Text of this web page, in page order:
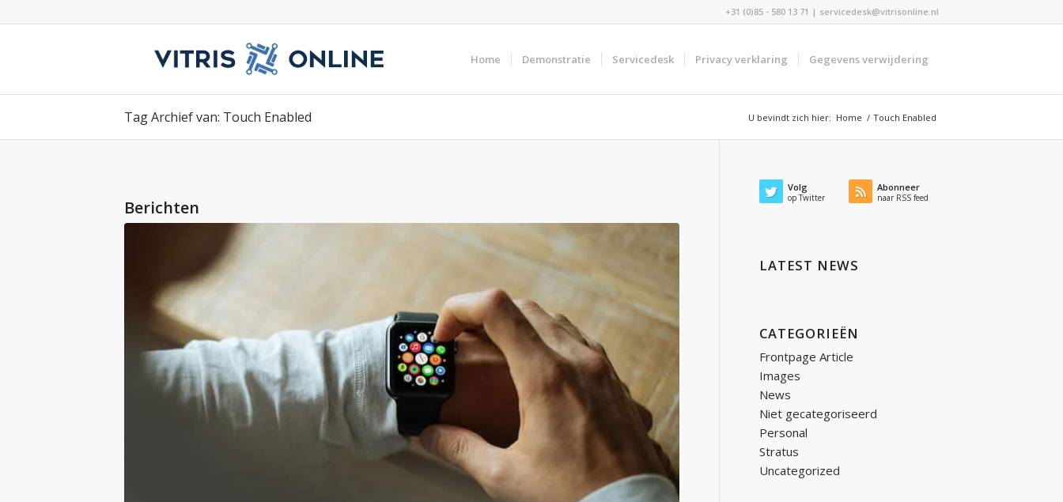
+31 (0)85 - 580 13 71 | servicedesk@vitrisonline.nl
Home Demonstratie Servicedesk Privacy verklaring Gegevens verwijdering
Tag Archief van: Touch Enabled U bevindt zich hier: Home / Touch Enabled
Berichten
Volg
op Twitter
Abonneer
naar RSS feed
LATEST NEWS
CATEGORIEËN
Frontpage Article
Images
News
Niet gecategoriseerd
Personal
Stratus
Uncategorized